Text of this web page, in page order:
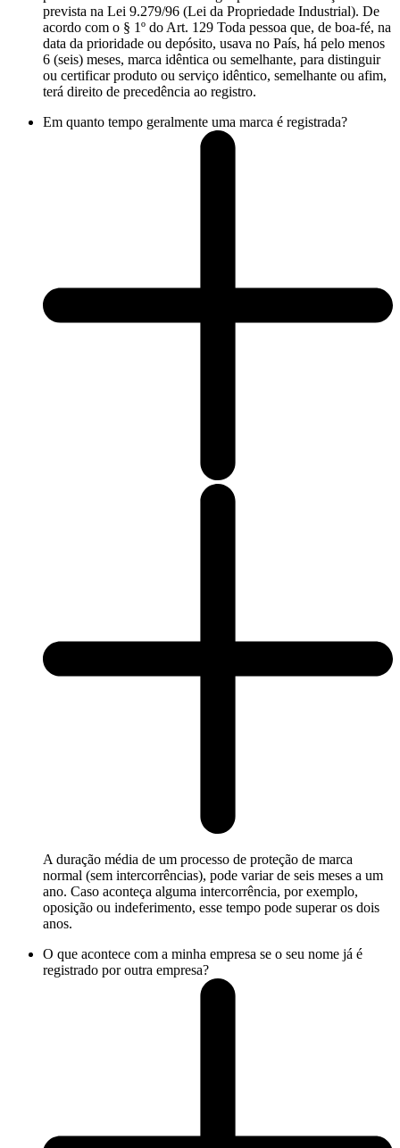
prevista na Lei 9.279/96 (Lei da Propriedade Industrial). De
acordo com o § 1º do Art. 129 Toda pessoa que, de boa-fé, na
data da prioridade ou depósito, usava no País, há pelo menos
6 (seis) meses, marca idêntica ou semelhante, para distinguir
ou certificar produto ou serviço idêntico, semelhante ou afim,
terá direito de precedência ao registro.
Em quanto tempo geralmente uma marca é registrada?
A duração média de um processo de proteção de marca
normal (sem intercorrências), pode variar de seis meses a um
ano. Caso aconteça alguma intercorrência, por exemplo,
oposição ou indeferimento, esse tempo pode superar os dois
anos.
O que acontece com a minha empresa se o seu nome já é
registrado por outra empresa?